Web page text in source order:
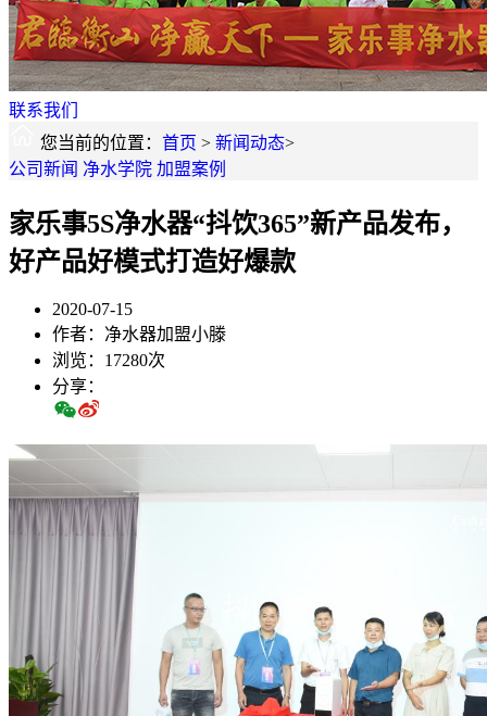
联系我们
您当前的位置： 首页 > 新闻动态>
公司新闻 净水学院 加盟案例
家乐事5S净水器“抖饮365”新产品发布，
好产品好模式打造好爆款
2020-07-15
作者：净水器加盟小滕
浏览：17280次
分享：